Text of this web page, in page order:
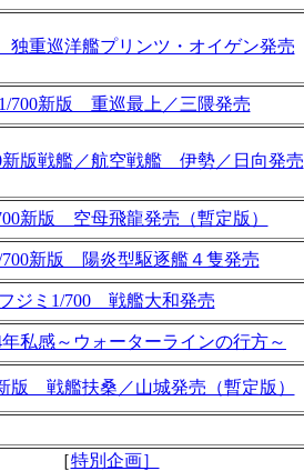
独重巡洋艦プリンツ・オイゲン発売
700新版 重巡最上／三隈発売
新版戦艦／航空戦艦 伊勢／日向発売
新版 空母飛龍発売（暫定版）
700新版 陽炎型駆逐艦４隻発売
フジミ1/700 戦艦大和発売
年私感～ウォーターラインの行方～
版 戦艦扶桑／山城発売（暫定版）
［特別企画］